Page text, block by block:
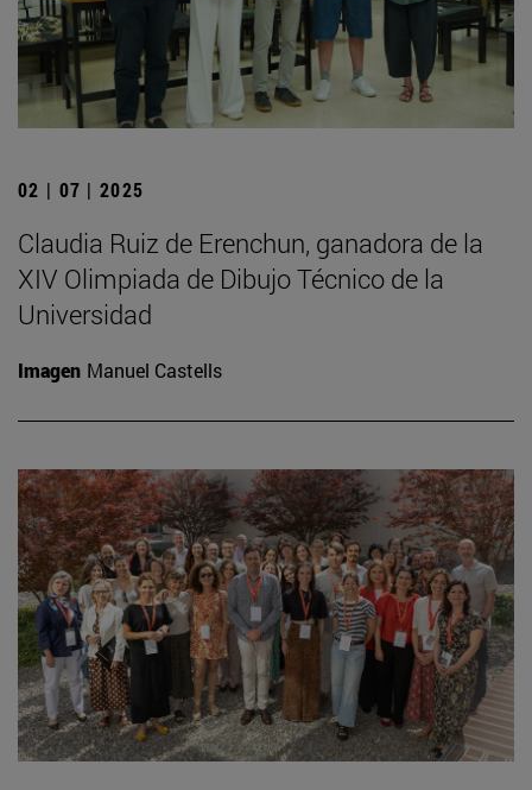
02 | 07 | 2025
Claudia Ruiz de Erenchun, ganadora de la
XIV Olimpiada de Dibujo Técnico de la
Universidad
Imagen Manuel Castells